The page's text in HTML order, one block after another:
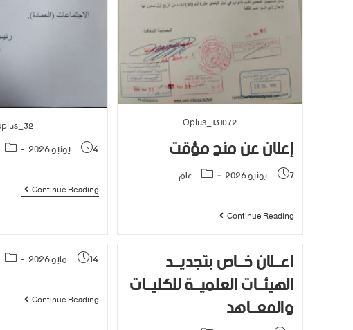
Oplus_131072
إعلان عن منح مؤقت
7 يونيو 2026 عام
Continue Reading
4 يونيو 2026
Continue Reading
اعــلان خــاص بتجديــد
الهيئــات العلميــة للكليــات
والمعــاهد
14 مايو 2026
Continue Reading